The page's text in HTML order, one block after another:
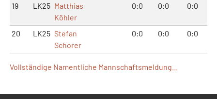
19 LK25 Matthias
Köhler
0:0 0:0 0:0
20 LK25 Stefan
Schorer
0:0 0:0 0:0
Vollständige Namentliche Mannschaftsmeldung...